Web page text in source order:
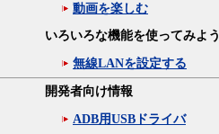
動画を楽しむ
いろいろな機能を使ってみよう
無線LANを設定する
開発者向け情報
ADB用USBドライバ